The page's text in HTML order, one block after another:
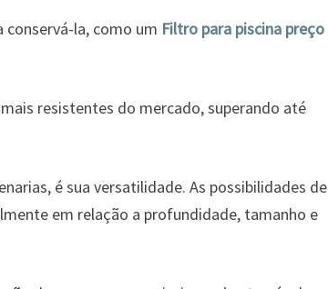
la, como um Filtro para piscina preço
resistentes do mercado, superando até
é sua versatilidade. As possibilidades de
em relação a profundidade, tamanho e